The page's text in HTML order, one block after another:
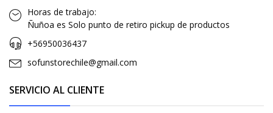
Horas de trabajo:
Ñuñoa es Solo punto de retiro pickup de productos
+56950036437
sofunstorechile@gmail.com
SERVICIO AL CLIENTE